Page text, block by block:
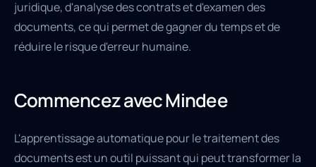
juridique, d'analyse des contrats et d'examen des
documents, ce qui permet de gagner du temps et de
réduire le risque d'erreur humaine.
Commencez avec Mindee
L'apprentissage automatique pour le traitement des
documents est un outil puissant qui peut transformer la